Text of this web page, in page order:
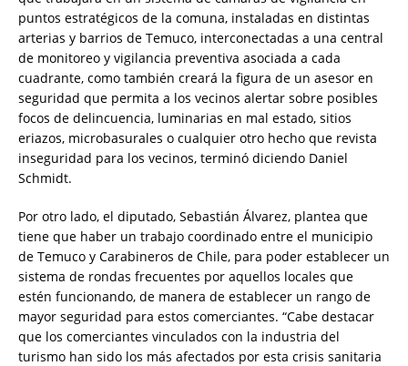
puntos estratégicos de la comuna, instaladas en distintas
arterias y barrios de Temuco, interconectadas a una central
de monitoreo y vigilancia preventiva asociada a cada
cuadrante, como también creará la figura de un asesor en
seguridad que permita a los vecinos alertar sobre posibles
focos de delincuencia, luminarias en mal estado, sitios
eriazos, microbasurales o cualquier otro hecho que revista
inseguridad para los vecinos, terminó diciendo Daniel
Schmidt.
Por otro lado, el diputado, Sebastián Álvarez, plantea que
tiene que haber un trabajo coordinado entre el municipio
de Temuco y Carabineros de Chile, para poder establecer un
sistema de rondas frecuentes por aquellos locales que
estén funcionando, de manera de establecer un rango de
mayor seguridad para estos comerciantes. “Cabe destacar
que los comerciantes vinculados con la industria del
turismo han sido los más afectados por esta crisis sanitaria